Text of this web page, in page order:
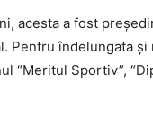
acesta a fost
Pentru îndelungata
“Meritul Sportiv”,